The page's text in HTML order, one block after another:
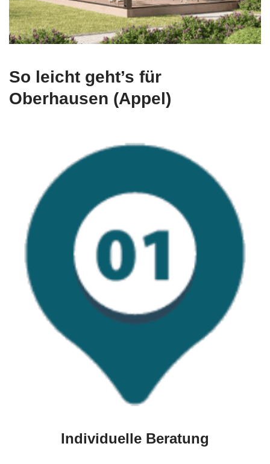
So leicht geht’s für
Oberhausen (Appel)
Individuelle Beratung